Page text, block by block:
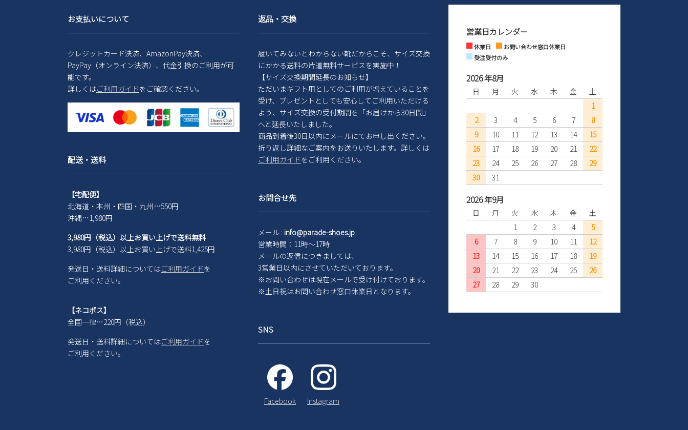
お支払いについて
クレジットカード決済、AmazonPay決済、
PayPay（オンライン決済）、代金引換のご利用が可
能です。
詳しくはご利用ガイドをご確認ください。
配送・送料
【宅配便】
北海道・本州・四国・九州…550円
沖縄…1,980円
3,980円（税込）以上お買い上げで送料無料
3,980円（税込）以上お買い上げで送料1,425円
発送日・送料詳細についてはご利用ガイドを
ご利用ください。
【ネコポス】
全国一律…220円（税込）
発送日・送料詳細についてはご利用ガイドを
ご利用ください。
返品・交換
履いてみないとわからない靴だからこそ、サイズ交換
にかかる送料の片道無料サービスを実施中！
【サイズ交換期間延長のお知らせ】
ただいまギフト用としてのご利用が増えていることを
受け、プレゼントとしても安心してご利用いただける
よう、サイズ交換の受付期間を「お届けから30日間」
へと延長いたしました。
商品到着後30日以内にメールにてお申し出ください。
折り返し詳細なご案内をお送りいたします。詳しくは
ご利用ガイドをご利用ください。
お問合せ先
メール : info@parade-shoes.jp
営業時間：11時～17時
メールの返信につきましては、
3営業日以内にさせていただいております。
※お問い合わせは現在メールで受け付けております。
※土日祝はお問い合わせ窓口休業日となります。
SNS
Facebook Instagram
営業日カレンダー
休業日
お問い合わせ窓口休業日
受注受付のみ
2026 年8月
日 月 火 水 木 金
土
1
2
3 4 5 6 7
8
9
10 11 12 13 14
15
16
17 18 19 20 21
22
23
24 25 26 27 28
29
30
31
2026 年9月
日 月 火 水 木 金
土
1
2 3 4
5
6
7 8 9 10 11
12
13
14 15 16 17 18
19
20
21 22 23 24 25
26
27
28 29 30